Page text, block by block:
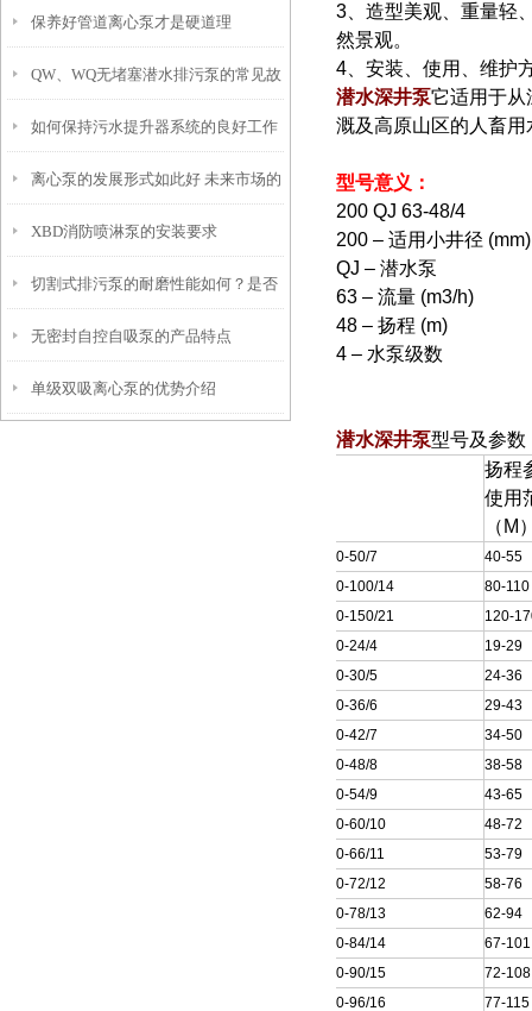
保养好管道离心泵才是硬道理
QW、WQ无堵塞潜水排污泵的常见故
障分析及其排除方法
如何保持污水提升器系统的良好工作
状态？
离心泵的发展形式如此好 未来市场的
占据主要靠产品性能的提升
XBD消防喷淋泵的安装要求
切割式排污泵的耐磨性能如何？是否
需要定期更换切割刀片？
无密封自控自吸泵的产品特点
单级双吸离心泵的优势介绍
3、造型美观、重量轻
然景观。
4、安装、使用、维护
潜水深井泵它适用于从
溉及高原山区的人畜
型号意义：
200 QJ 63-48/4
200 – 适用小井径 (mm)
QJ – 潜水泵
63 – 流量 (m3/h)
48 – 扬程 (m)
4 – 水泵级数
潜水深井泵型号及参数
扬程
使用
（M
150QJ10-50/7
40-55
150QJ10-100/14
80-110
150QJ10-150/21
120-
150QJ20-24/4
19-29
150QJ20-30/5
24-36
150QJ20-36/6
29-43
150QJ20-42/7
34-50
150QJ20-48/8
38-58
150QJ20-54/9
43-65
150QJ20-60/10
48-72
150QJ20-66/11
53-79
150QJ20-72/12
58-76
150QJ20-78/13
62-94
150QJ20-84/14
67-101
150QJ20-90/15
72-108
150QJ20-96/16
77-115